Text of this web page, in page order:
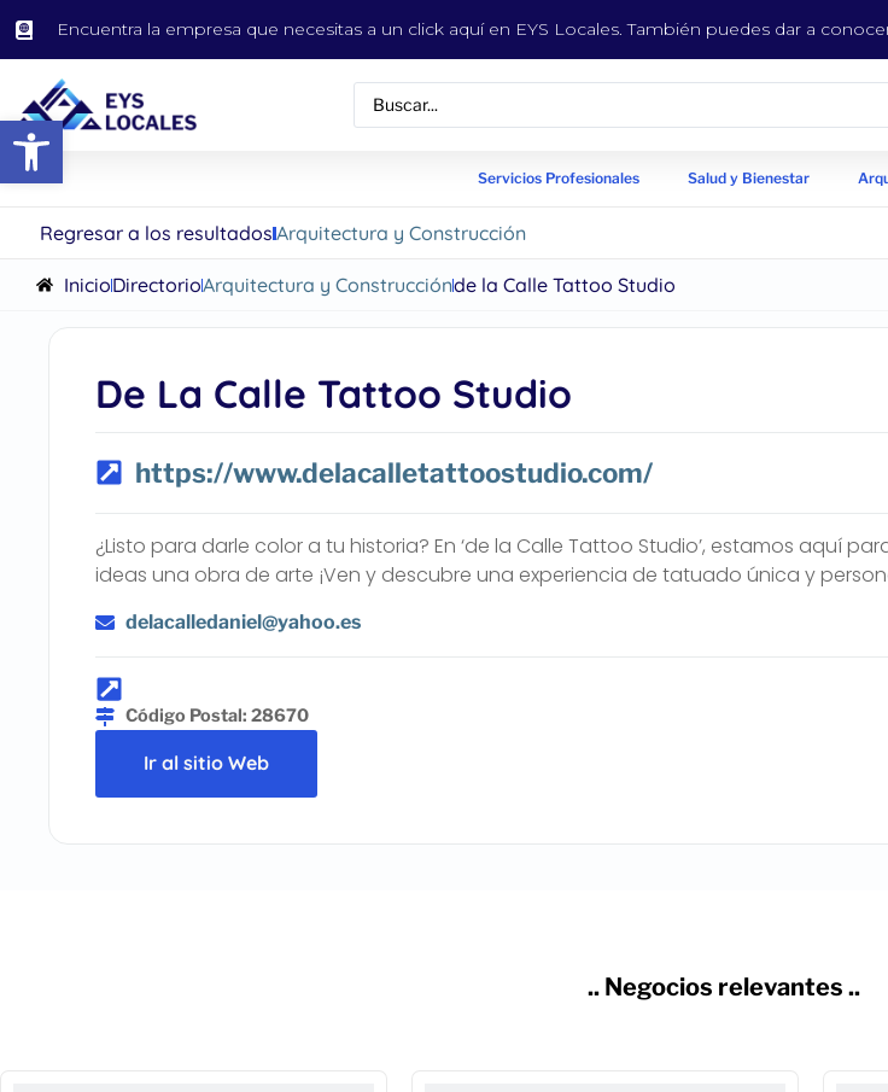
Abrir barra de herramientas
Encuentra la empresa que necesitas a un click aquí en EYS Locales. También puedes dar a
Servicios Profesionales Salud y Bienestar
Regresar a los resultadosArquitectura y Construcción
InicioDirectorioArquitectura y Construcciónde la Calle Tattoo Studio
De La Calle Tattoo Studio
https://www.delacalletattoostudio.com/
¿Listo para darle color a tu historia? En ‘de la Calle Tattoo Studio’, estamos aquí
ideas una obra de arte ¡Ven y descubre una experiencia de tatuado única y
delacalledaniel@yahoo.es
Código Postal: 28670
Ir al sitio Web
.. Negocios relevantes ..